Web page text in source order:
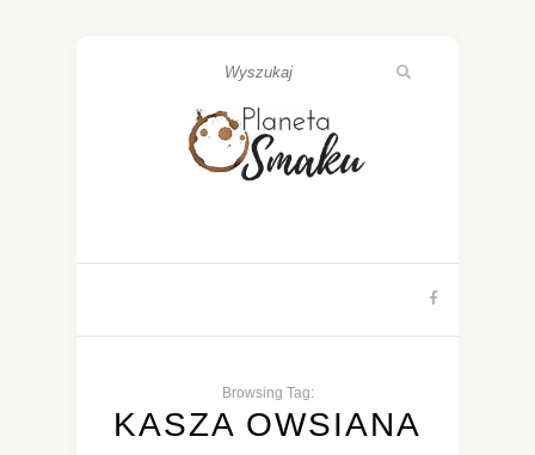
Browsing Tag:
KASZA OWSIANA